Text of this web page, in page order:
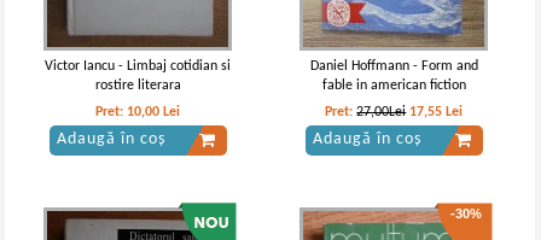
Victor Iancu - Limbaj cotidian si
rostire literara
Pret: 10,00 Lei
Adaugă în coș
Daniel Hoffmann - Form and
fable in american fiction
Pret:27,00Lei 17,55 Lei
Adaugă în coș
-30%